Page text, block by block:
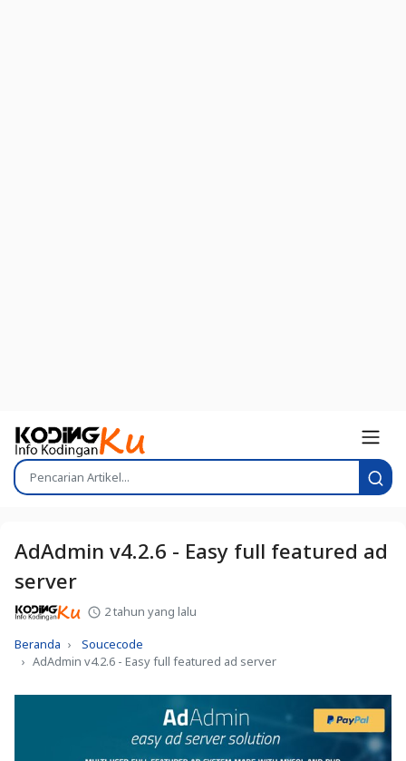
AdAdmin v4.2.6 - Easy full featured ad
server
2 tahun yang lalu
Beranda
Soucecode
AdAdmin v4.2.6 - Easy full featured ad server